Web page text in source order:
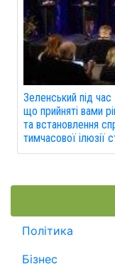
Зеленський під час
що прийняті вами
та встановлення
тимчасової ілюзії
Політика
Бізнес